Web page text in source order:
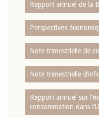
Rapport annuel de la
Perspectives
Note trimestrielle de
Note trimestrielle
Rapport annuel sur
consommation dans